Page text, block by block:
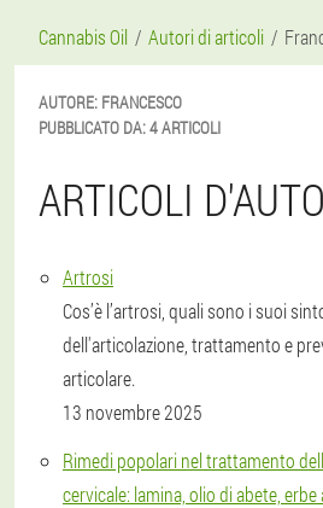
Cannabis Oil Autori di articoli
AUTORE: FRANCESCO
PUBBLICATO DA:4 ARTICOLI
ARTICOLI
Artrosi
Cos’è l’artrosi, quali sono i suoi
dell'articolazione, trattamento e
articolare.
13 novembre 2025
Rimedi popolari nel trattamento
cervicale: lamina, olio di abete,